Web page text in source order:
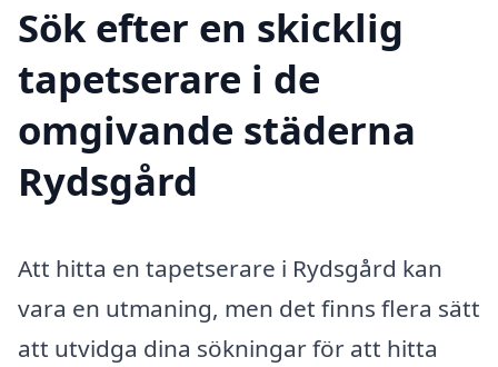
Sök efter en skicklig
tapetserare i de
omgivande städerna
Rydsgård
Att hitta en tapetserare i Rydsgård kan
vara en utmaning, men det finns flera sätt
att utvidga dina sökningar för att hitta